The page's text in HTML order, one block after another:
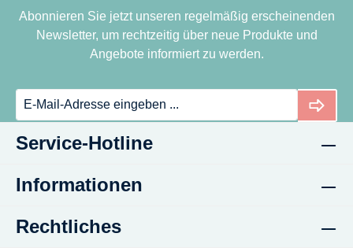
Abonnieren Sie jetzt unseren regelmäßig erscheinenden
Newsletter, um rechtzeitig über neue Produkte und
Angebote informiert zu werden.
Service-Hotline
Informationen
Rechtliches